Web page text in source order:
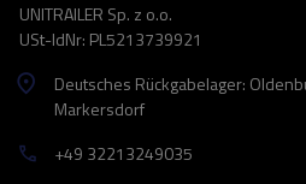
UNITRAILER Sp. z o.o.
USt-IdNr: PL5213739921
Deutsches Rückgabelager:
Markersdorf
+49 32213249035